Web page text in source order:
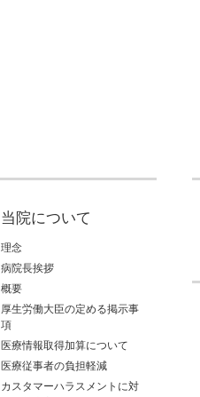
当院について
理念
病院長挨拶
概要
厚生労働大臣の定める掲示事
項
医療情報取得加算について
医療従事者の負担軽減
カスタマーハラスメントに対